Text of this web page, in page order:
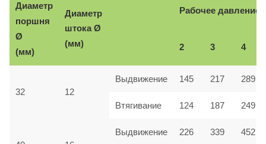
Диаметр
поршня
Ø
(мм)
Диаметр
штокаØ
(мм)
Рабочее давление,
2 3 4
32 12
Выдвижение 145 217 289
Втягивание 124 187 249
Выдвижение 226 339 452